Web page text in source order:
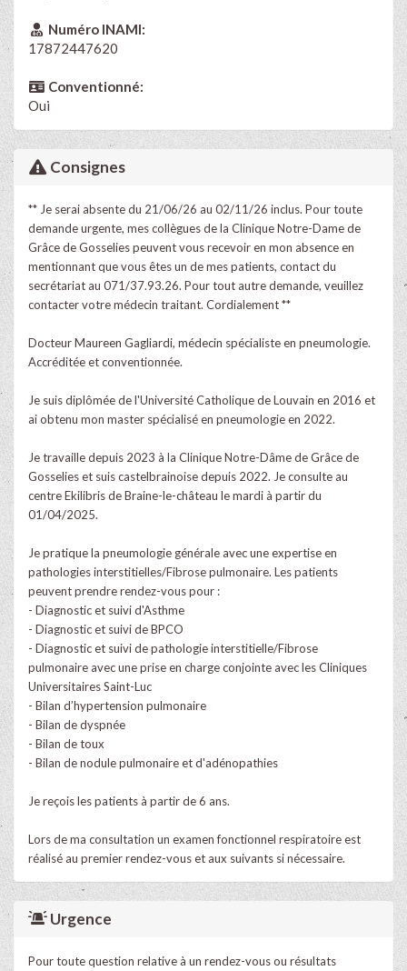
Numéro INAMI:
17872447620
Conventionné:
Oui
Consignes
** Je serai absente du 21/06/26 au 02/11/26 inclus. Pour toute
demande urgente, mes collègues de la Clinique Notre-Dame de
Grâce de Gosselies peuvent vous recevoir en mon absence en
mentionnant que vous êtes un de mes patients, contact du
secrétariat au 071/37.93.26. Pour tout autre demande, veuillez
contacter votre médecin traitant. Cordialement **
Docteur Maureen Gagliardi, médecin spécialiste en pneumologie.
Accréditée et conventionnée.
Je suis diplômée de l'Université Catholique de Louvain en 2016 et
ai obtenu mon master spécialisé en pneumologie en 2022.
Je travaille depuis 2023 à la Clinique Notre-Dâme de Grâce de
Gosselies et suis castelbrainoise depuis 2022. Je consulte au
centre Ekilibris de Braine-le-château le mardi à partir du
01/04/2025.
Je pratique la pneumologie générale avec une expertise en
pathologies interstitielles/Fibrose pulmonaire. Les patients
peuvent prendre rendez-vous pour :
- Diagnostic et suivi d'Asthme
- Diagnostic et suivi de BPCO
- Diagnostic et suivi de pathologie interstitielle/Fibrose
pulmonaire avec une prise en charge conjointe avec les Cliniques
Universitaires Saint-Luc
- Bilan d’hypertension pulmonaire
- Bilan de dyspnée
- Bilan de toux
- Bilan de nodule pulmonaire et d'adénopathies
Je reçois les patients à partir de 6 ans.
Lors de ma consultation un examen fonctionnel respiratoire est
réalisé au premier rendez-vous et aux suivants si nécessaire.
Urgence
Pour toute question relative à un rendez-vous ou résultats